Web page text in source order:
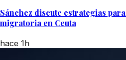
Sánchez discute estrategias
migratoria en Ceuta
hace 1h